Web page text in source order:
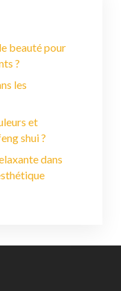
beauté pour
?
les
et
shui ?
dans